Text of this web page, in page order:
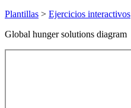
Plantillas > Ejercicios interactivos
Global hunger solutions diagram